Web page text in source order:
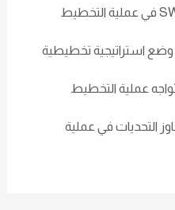
ما هي أهمية تحليل SWOT في عملية التخطيط
استراتيجية تخطيطية
عملية التخطيط
التحديات في عملية